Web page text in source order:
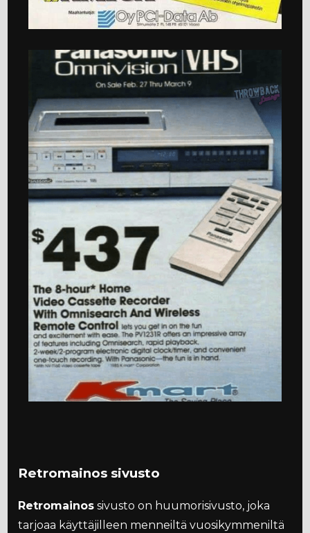
Retromainos sivusto
Retromainos sivusto on huumorisivusto, joka
tarjoaa käyttäjilleen menneiltä vuosikymmeniltä